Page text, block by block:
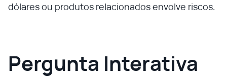
dólares ou produtos relacionados envolve riscos.
Pergunta Interativa